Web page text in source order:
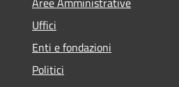
Uffici
Enti e fondazioni
Politici